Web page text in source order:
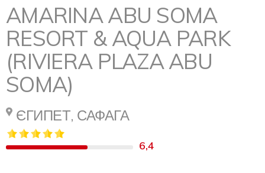
AMARINA ABU SOMA
RESORT & AQUA PARK
(RIVIERA PLAZA ABU
SOMA)
ЄГИПЕТ, САФАГА
6,4